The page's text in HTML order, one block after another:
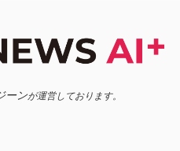
ーンが運営しております。